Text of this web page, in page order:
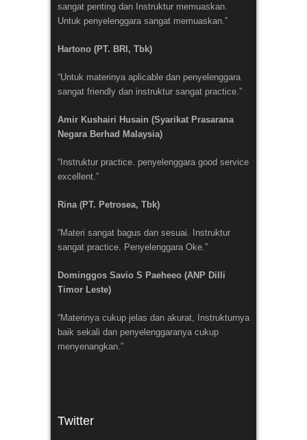
sangat penting dan Instruktur memuaskan.
Untuk penyelenggara sangat memuaskan.”
Hartono (PT. BRI, Tbk)
“Untuk materinya aplicable dan penyelenggara
sangat friendly dan instruktur sangat practice.”
Amir Kushairi Husain (Syarikat Prasarana
Negara Berhad Malaysia)
“Instruktur practice. penyelenggara good service
excellent.”
Rina (PT. Petrosea, Tbk)
“Materi sangat bagus dan sesuai. Instruktur
sangat practice. Penyelenggara Oke.”
Dominggos Savio S Paeheeo (ANP Dilli
Timor Leste)
“Materinya cukup jelas dan akurat, Instrukturnya
baik sekali dan penyelenggaranya cukup
menyenangkan.”
Twitter